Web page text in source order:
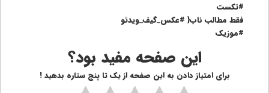
#تکست
فقط مطالب ناب{ #عکس_گیف_ویدئو
#موزیک
این صفحه مفید بود؟
برای امتیاز دادن به این صفحه از یک تا پنج ستاره بدهید !